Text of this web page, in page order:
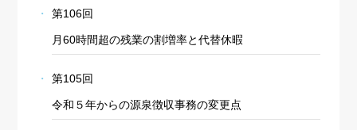
第106回
月60時間超の残業の割増率と代替休暇
第105回
令和５年からの源泉徴収事務の変更点